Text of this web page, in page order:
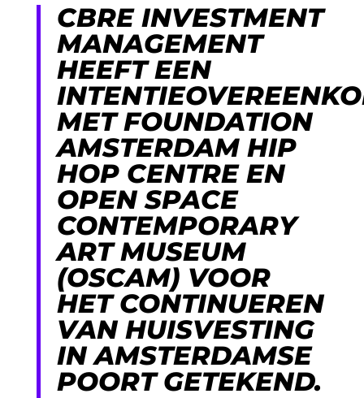
CBRE INVESTMENT
MANAGEMENT
HEEFT EEN
MET FOUNDATION
AMSTERDAM HIP
HOP CENTRE EN
OPEN SPACE
CONTEMPORARY
ART MUSEUM
(OSCAM) VOOR
HET CONTINUEREN
VAN HUISVESTING
IN AMSTERDAMSE
POORT GETEKEND.